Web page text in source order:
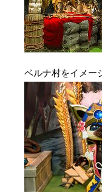
ベルナ村をイメー